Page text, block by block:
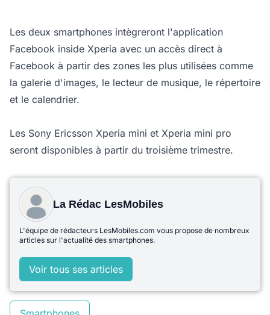
Les deux smartphones intègreront l'application
Facebook inside Xperia avec un accès direct à
Facebook à partir des zones les plus utilisées comme
la galerie d'images, le lecteur de musique, le répertoire
et le calendrier.
Les Sony Ericsson Xperia mini et Xperia mini pro
seront disponibles à partir du troisième trimestre.
La Rédac LesMobiles
L'équipe de rédacteurs LesMobiles.com vous propose de nombreux
articles sur l'actualité des smartphones.
Voir tous ses articles